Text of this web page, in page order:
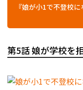
『娘が小1で不登校
第5話 娘が学校を